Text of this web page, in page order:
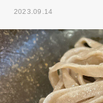
2023.09.14